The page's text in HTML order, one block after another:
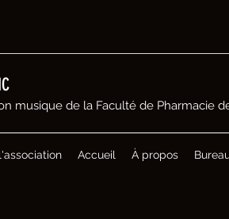
musique de la Faculté de Pharmacie
Accueil À propos